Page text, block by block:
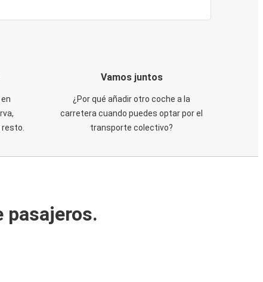
Vamos juntos
¿Por qué añadir otro coche a la
carretera cuando puedes optar por el
transporte colectivo?
pasajeros.